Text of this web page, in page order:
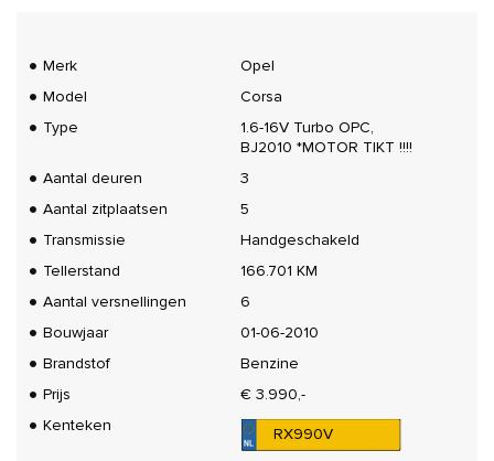
Merk
Opel
Model
Corsa
Type
1.6-16V Turbo OPC,
BJ2010 *MOTOR TIKT !!!!
Aantal deuren
3
Aantal zitplaatsen
5
Transmissie
Handgeschakeld
Tellerstand
166.701 KM
Aantal versnellingen
6
Bouwjaar
01-06-2010
Brandstof
Benzine
Prijs
€ 3.990,-
Kenteken
RX990V